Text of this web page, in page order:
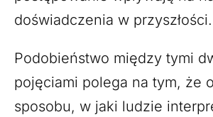
doświadczenia w przyszłości.
Podobieństwo między tymi
pojęciami polega na tym, że
sposobu, w jaki ludzie